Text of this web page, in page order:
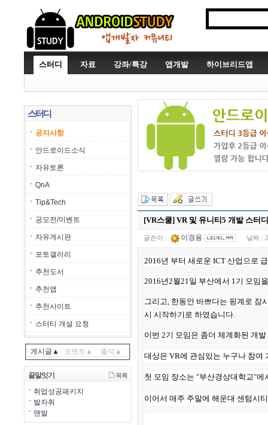
스터디 자료 강좌/특강 앱개발 하이브리드앱
스터디
공지사항
안드로이드소식
자유토론
QnA
Tip&Tech
공모전/이벤트
자유게시판
포토갤러리
추천도서
추천앱
추천사이트
스터티 개설 요청
게시글▲ 코멘트▲ 출석▲
끝말잇기 목록
취업성공패키지
발자취
맨발
[VR스쿨] VR 및 유니티5 개발 스터
글쓴이 : 이경용 날짜 :
2016년 부터 새로운 ICT 산업으로
2016년2월21일 부산에서 1기 모임
그리고, 한동안 바쁘다는 핑계로 잠
시 시작하기로 하였습니다.
이번 2기 모임은 좀더 체계화된 개
대상은 VR에 관심있는 누구나 참여
첫 모임 장소는 "부산경상대학교"에
이어서 매주 주말에 해운대 센텀시